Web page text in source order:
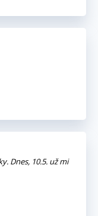
Dnes, 10.5. už mi